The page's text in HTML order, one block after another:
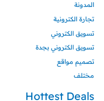
المدونة
تجارة الكترونية
تسويق الكتروني
تسويق الكتروني بجدة
تصميم مواقع
مختلف
Hottest Deals